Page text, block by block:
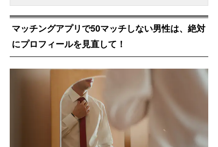
マッチングアプリで50マッチしない男性は、絶対
にプロフィールを見直して！